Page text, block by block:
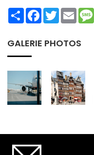
ShareFacebookTwitterEmail
GALERIE PHOTOS